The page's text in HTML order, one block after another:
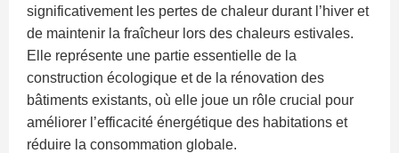
significativement les pertes de chaleur durant l’hiver et
de maintenir la fraîcheur lors des chaleurs estivales.
Elle représente une partie essentielle de la
construction écologique et de la rénovation des
bâtiments existants, où elle joue un rôle crucial pour
améliorer l’efficacité énergétique des habitations et
réduire la consommation globale.